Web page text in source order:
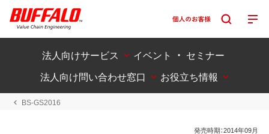
法人向けサービス
イベント ・ セミナー
法人向け問い合わせ窓口
お役立ち情報
BS-GS2016
発売時期：2014年09月